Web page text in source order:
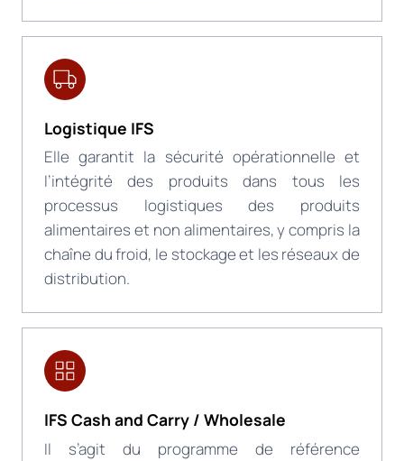
Logistique IFS
Elle garantit la sécurité opérationnelle et
l’intégrité des produits dans tous les
processus logistiques des produits
alimentaires et non alimentaires, y compris la
chaîne du froid, le stockage et les réseaux de
distribution.
IFS Cash and Carry / Wholesale
Il s’agit du programme de référence